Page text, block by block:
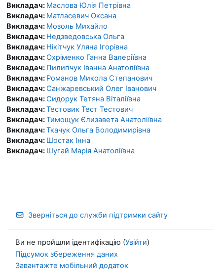
Викладач: Маслова Юлія Петрівна
Викладач: Матласевич Оксана
Викладач: Мозоль Михайло
Викладач: Недзведовська Ольга
Викладач: Нікітчук Уляна Ігорівна
Викладач:Охріменко Ганна Валеріївна
Викладач: Пилипчук Іванна Анатоліївна
Викладач: Романов Микола Степанович
Викладач:Санжаревський Олег Іванович
Викладач:Сидорук Тетяна Віталіївна
Викладач:Тестовик Тест Тестович
Викладач:Тимощук Єлизавета Анатоліївна
Викладач:Ткачук Ольга Володимирівна
Викладач: Шостак Інна
Викладач: Шугай Марія Анатоліївна
Зверніться до служби підтримки сайту
Ви не пройшли ідентифікацію (Увійти)
Підсумок збереження даних
Завантажте мобільний додаток